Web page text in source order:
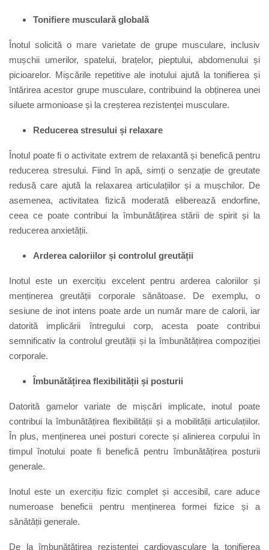
Tonifiere musculară globală
Înotul solicită o mare varietate de grupe musculare, inclusiv
mușchii umerilor, spatelui, brațelor, pieptului, abdomenului și
picioarelor. Mișcările repetitive ale inotului ajută la tonifierea și
întărirea acestor grupe musculare, contribuind la obținerea unei
siluete armonioase și la creșterea rezistenței musculare.
Reducerea stresului și relaxare
Înotul poate fi o activitate extrem de relaxantă și benefică pentru
reducerea stresului. Fiind în apă, simți o senzație de greutate
redusă care ajută la relaxarea articulațiilor și a mușchilor. De
asemenea, activitatea fizică moderată eliberează endorfine,
ceea ce poate contribui la îmbunătățirea stării de spirit și la
reducerea anxietății.
Arderea caloriilor și controlul greutății
Inotul este un exercițiu excelent pentru arderea caloriilor și
menținerea greutății corporale sănătoase. De exemplu, o
sesiune de inot intens poate arde un număr mare de calorii, iar
datorită implicării întregului corp, acesta poate contribui
semnificativ la controlul greutății și la îmbunătățirea compoziției
corporale.
Îmbunătățirea flexibilității și posturii
Datorită gamelor variate de mișcări implicate, inotul poate
contribui la îmbunătățirea flexibilității și a mobilității articulațiilor.
În plus, menținerea unei posturi corecte și alinierea corpului în
timpul înotului poate fi benefică pentru îmbunătățirea posturii
generale.
Inotul este un exercițiu fizic complet și accesibil, care aduce
numeroase beneficii pentru menținerea formei fizice și a
sănătății generale.
De la îmbunătățirea rezistenței cardiovasculare la tonifierea